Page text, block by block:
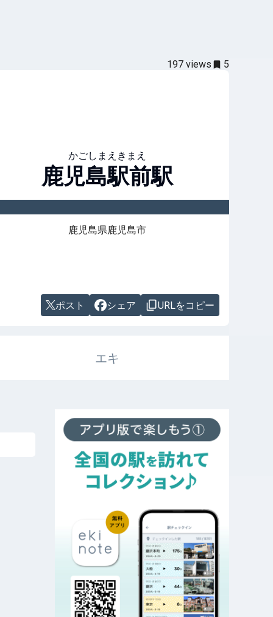
197 views 5
かごしまえきまえ
鹿児島駅前駅
鹿児島県鹿児島市
ポスト シェア URLをコピー
エキ